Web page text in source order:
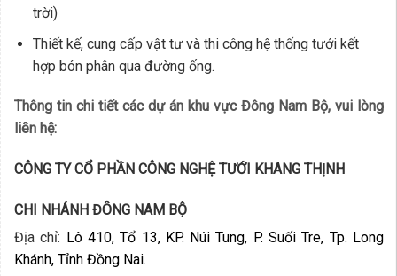
trời)
Thiết kế, cung cấp vật tư và thi công hệ thống tưới kết
hợp bón phân qua đường ống.
Thông tin chi tiết các dự án khu vực Đông Nam Bộ, vui lòng
liên hệ:
CÔNG TY CỔ PHẦN CÔNG NGHỆ TƯỚI KHANG THỊNH
CHI NHÁNH ĐÔNG NAM BỘ
Địa chỉ: Lô 410, Tổ 13, KP. Núi Tung, P. Suối Tre, Tp. Long
Khánh, Tỉnh Đồng Nai.